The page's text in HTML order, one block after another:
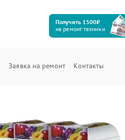
Получить 1500₽
на ремонт техники
Заявка на ремонт Контакты